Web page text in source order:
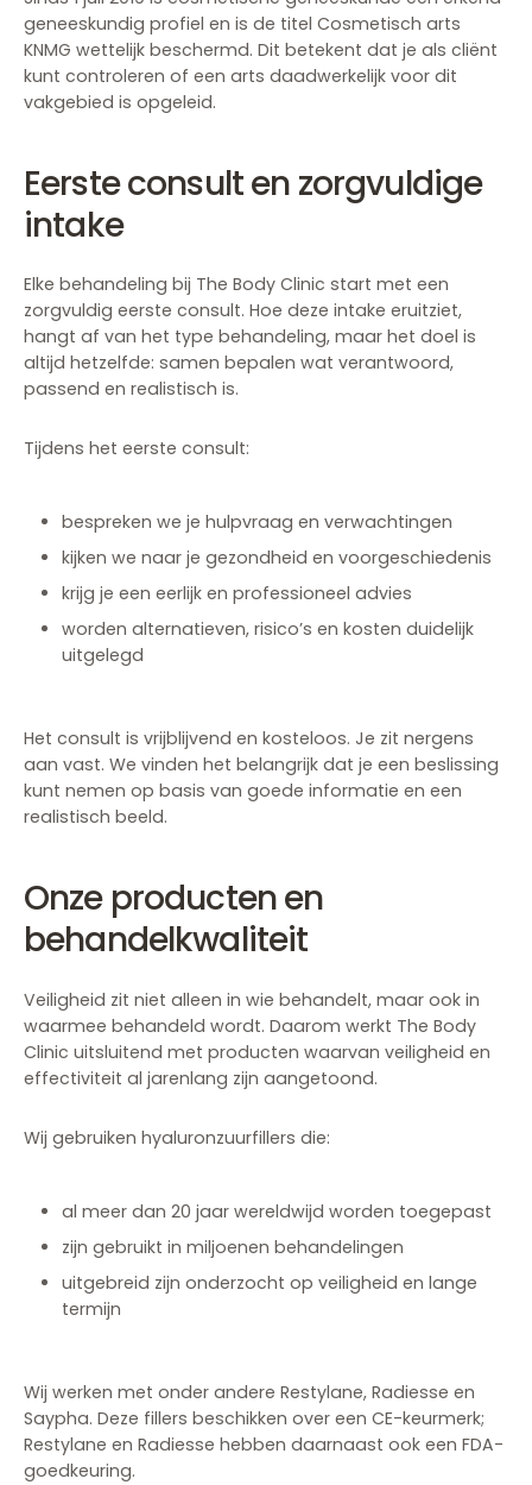
geneeskundig profiel en is de titel Cosmetisch arts
KNMG wettelijk beschermd. Dit betekent dat je als cliënt
kunt controleren of een arts daadwerkelijk voor dit
vakgebied is opgeleid.
Eerste consult en zorgvuldige
intake
Elke behandeling bij The Body Clinic start met een
zorgvuldig eerste consult. Hoe deze intake eruitziet,
hangt af van het type behandeling, maar het doel is
altijd hetzelfde: samen bepalen wat verantwoord,
passend en realistisch is.
Tijdens het eerste consult:
bespreken we je hulpvraag en verwachtingen
kijken we naar je gezondheid en voorgeschiedenis
krijg je een eerlijk en professioneel advies
worden alternatieven, risico’s en kosten duidelijk
uitgelegd
Het consult is vrijblijvend en kosteloos. Je zit nergens
aan vast. We vinden het belangrijk dat je een beslissing
kunt nemen op basis van goede informatie en een
realistisch beeld.
Onze producten en
behandelkwaliteit
Veiligheid zit niet alleen in wie behandelt, maar ook in
waarmee behandeld wordt. Daarom werkt The Body
Clinic uitsluitend met producten waarvan veiligheid en
effectiviteit al jarenlang zijn aangetoond.
Wij gebruiken hyaluronzuurfillers die:
al meer dan 20 jaar wereldwijd worden toegepast
zijn gebruikt in miljoenen behandelingen
uitgebreid zijn onderzocht op veiligheid en lange
termijn
Wij werken met onder andere Restylane, Radiesse en
Saypha. Deze fillers beschikken over een CE-keurmerk;
Restylane en Radiesse hebben daarnaast ook een FDA-
goedkeuring.